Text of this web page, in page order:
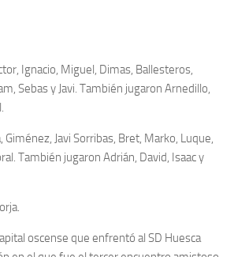
Ignacio, Miguel, Dimas, Ballesteros,
Sebas y Javi. También jugaron Arnedillo,
Giménez, Javi Sorribas, Bret, Marko, Luque,
También jugaron Adrián, David, Isaac y
oscense que enfrentó al SD Huesca